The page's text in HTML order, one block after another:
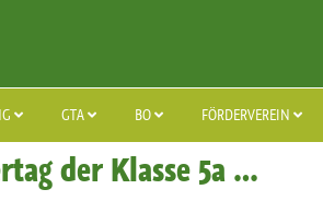
GTA BO FÖRDERVEREIN
der Klasse 5a …